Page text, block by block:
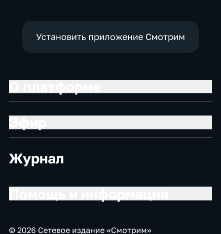
Установить приложение Смотрим
Журнал
© 2026 Сетевое издание «Смотрим»